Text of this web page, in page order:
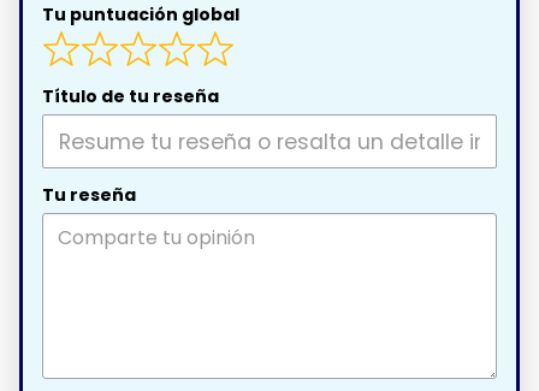
Tu puntuación global
Título de tu reseña
Tu reseña